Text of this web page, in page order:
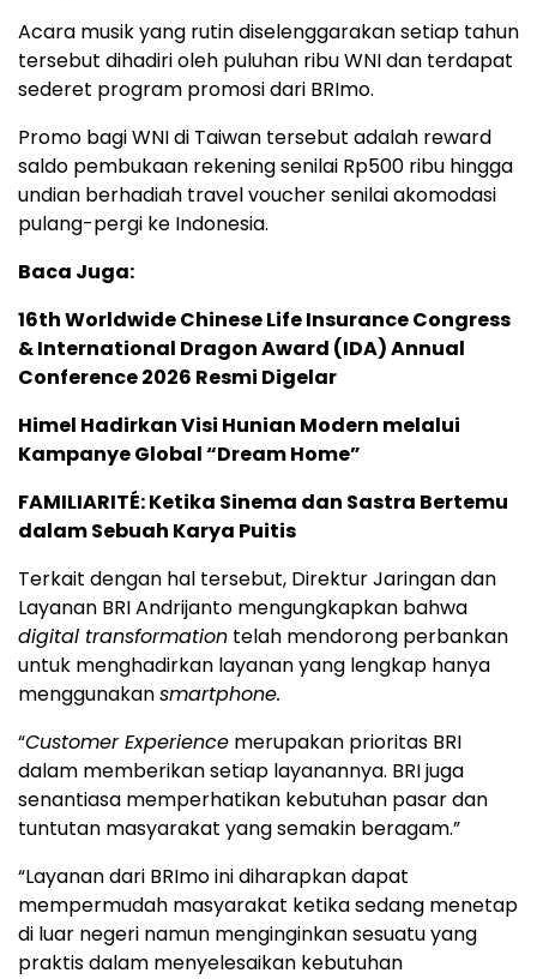
Acara musik yang rutin diselenggarakan setiap tahun
tersebut dihadiri oleh puluhan ribu WNI dan terdapat
sederet program promosi dari BRImo.
Promo bagi WNI di Taiwan tersebut adalah reward
saldo pembukaan rekening senilai Rp500 ribu hingga
undian berhadiah travel voucher senilai akomodasi
pulang-pergi ke Indonesia.
Baca Juga:
16th Worldwide Chinese Life Insurance Congress
& International Dragon Award (IDA) Annual
Conference 2026 Resmi Digelar
Himel Hadirkan Visi Hunian Modern melalui
Kampanye Global “Dream Home”
FAMILIARITÉ: Ketika Sinema dan Sastra Bertemu
dalam Sebuah Karya Puitis
Terkait dengan hal tersebut, Direktur Jaringan dan
Layanan BRI Andrijanto mengungkapkan bahwa
digital transformation telah mendorong perbankan
untuk menghadirkan layanan yang lengkap hanya
menggunakansmartphone.
“Customer Experience merupakan prioritas BRI
dalam memberikan setiap layanannya. BRI juga
senantiasa memperhatikan kebutuhan pasar dan
tuntutan masyarakat yang semakin beragam.”
“Layanan dari BRImo ini diharapkan dapat
mempermudah masyarakat ketika sedang menetap
di luar negeri namun menginginkan sesuatu yang
praktis dalam menyelesaikan kebutuhan